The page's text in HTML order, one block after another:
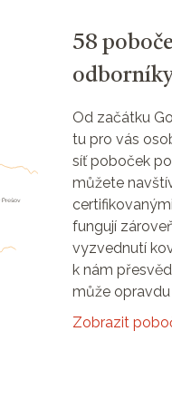
58
Od začátku
tu pro vás
síť poboček
můžete
fungují
vyzvednutí
k nám
může opravdu
Zobrazit